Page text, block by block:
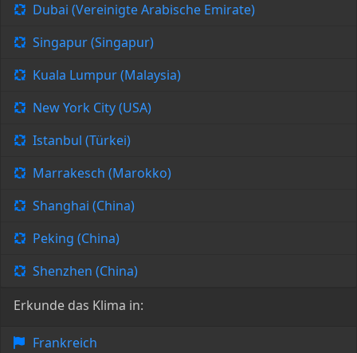
Dubai (Vereinigte Arabische Emirate)
Singapur (Singapur)
Kuala Lumpur (Malaysia)
New York City (USA)
Istanbul (Türkei)
Marrakesch (Marokko)
Shanghai (China)
Peking (China)
Shenzhen (China)
Erkunde das Klima in:
Frankreich